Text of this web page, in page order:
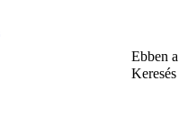
Ebben
Keresés